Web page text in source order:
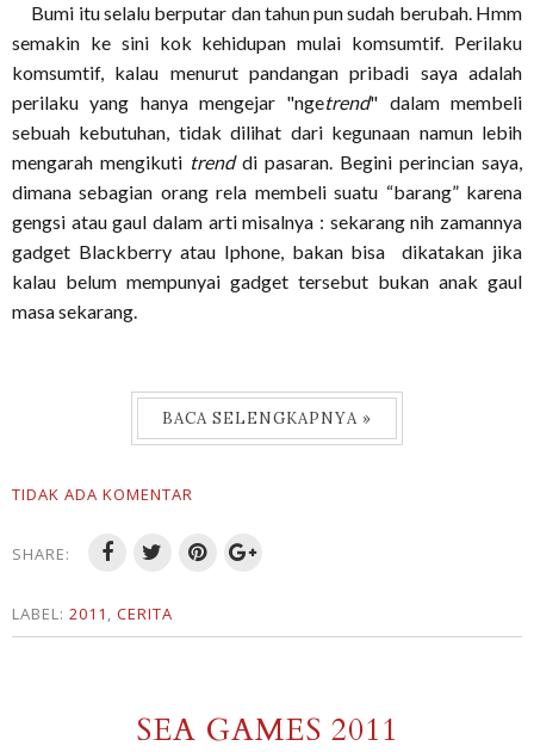
Bumi itu selalu berputar dan tahun pun sudah berubah. Hmm
semakin ke sini kok kehidupan mulai komsumtif. Perilaku
komsumtif, kalau menurut pandangan pribadi saya adalah
perilaku yang hanya mengejar "ngetrend" dalam membeli
sebuah kebutuhan, tidak dilihat dari kegunaan namun lebih
mengarah mengikuti trend di pasaran. Begini perincian saya,
dimana sebagian orang rela membeli suatu “barang” karena
gengsi atau gaul dalam arti misalnya : sekarang nih zamannya
gadget Blackberry atau Iphone, bakan bisa dikatakan jika
kalau belum mempunyai gadget tersebut bukan anak gaul
masa sekarang.
BACA SELENGKAPNYA »
TIDAK ADA KOMENTAR
SHARE:
LABEL: 2011 , CERITA
SEA GAMES 2011